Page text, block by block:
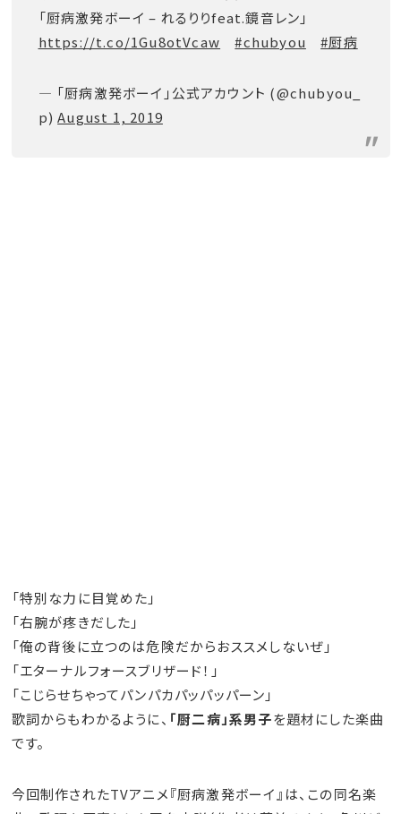
「厨病激発ボーイ – れるりりfeat.鏡音レン」
https://t.co/1Gu8otVcaw
#chubyou #厨病
— 「厨病激発ボーイ」公式アカウント (@chubyou_
p)August 1, 2019
「特別な力に目覚めた」
「右腕が疼きだした」
「俺の背後に立つのは危険だからおススメしないぜ」
「エターナルフォースブリザード！」
「こじらせちゃってパンパカパッパッパーン」
歌詞からもわかるように、 「厨二病」系男子を題材にした楽曲
です。
今回制作されたTVアニメ『厨病激発ボーイ』は、この同名楽